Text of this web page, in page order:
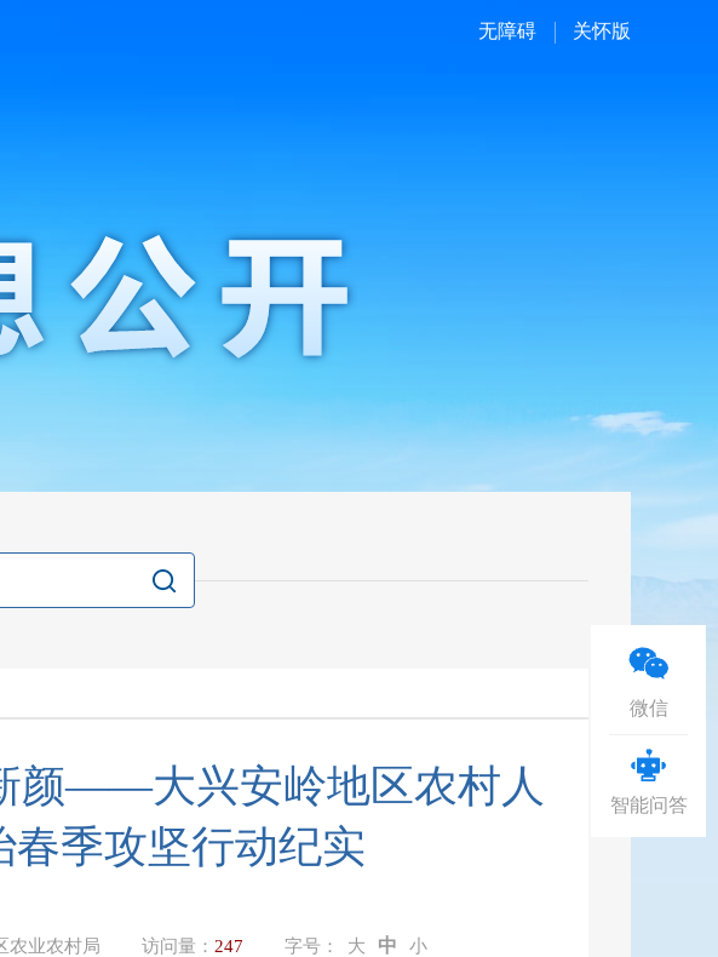
无障碍 关怀版
颜——大兴安岭地区农村人
春季攻坚行动纪实
农业农村局 访问量： 247 字号： 大 中 小
微信
智能问答